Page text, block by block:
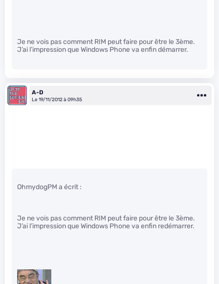
Je ne vois pas comment RIM peut faire pour être le 3ème.
J’ai l’impression que Windows Phone va enfin démarrer.
A-D
Le 19/11/2012 à 09h35
OhmydogPM a écrit :
Je ne vois pas comment RIM peut faire pour être le 3ème.
J’ai l’impression que Windows Phone va enfin redémarrer.